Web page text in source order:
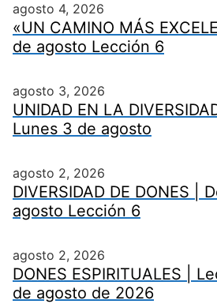
agosto 4, 2026
«UN CAMINO MÁS
de agosto Lección 6
agosto 3, 2026
UNIDAD EN LA
Lunes 3 de agosto
agosto 2, 2026
DIVERSIDAD DE DONES |
agosto Lección 6
agosto 2, 2026
DONES ESPIRITUALES |
de agosto de 2026